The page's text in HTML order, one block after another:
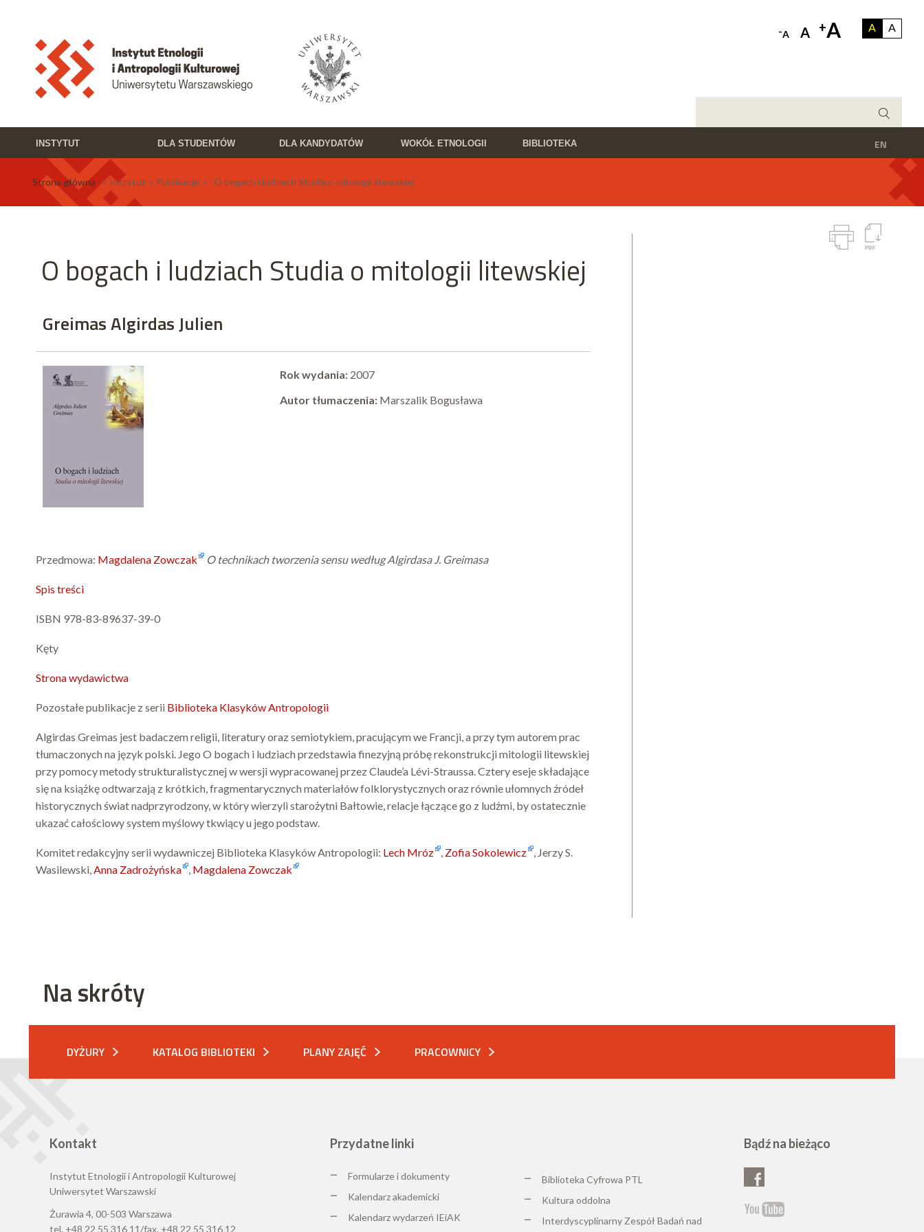
A
A
-A A +A
INSTYTUT DLA STUDENTÓW DLA KANDYDATÓW WOKÓŁ ETNOLOGII BIBLIOTEKA EN
Strona główna > Instytut > Publikacje > O bogach i ludziach Studia o mitologii litewskiej
O bogach i ludziach Studia o mitologii litewskiej
Greimas Algirdas Julien
Rok wydania: 2007
Autor tłumaczenia: Marszalik Bogusława
Przedmowa: Magdalena Zowczak O technikach tworzenia sensu według Algirdasa J. Greimasa
Spis treści
ISBN 978-83-89637-39-0
Kęty
Strona wydawictwa
Pozostałe publikacje z serii Biblioteka Klasyków Antropologii
Algirdas Greimas jest badaczem religii, literatury oraz semiotykiem, pracującym we Francji, a przy tym autorem prac
tłumaczonych na język polski. Jego O bogach i ludziach przedstawia finezyjną próbę rekonstrukcji mitologii litewskiej
przy pomocy metody strukturalistycznej w wersji wypracowanej przez Claude’a Lévi-Straussa. Cztery eseje składające
się na książkę odtwarzają z krótkich, fragmentarycznych materiałów folklorystycznych oraz równie ułomnych źródeł
historycznych świat nadprzyrodzony, w który wierzyli starożytni Bałtowie, relacje łączące go z ludźmi, by ostatecznie
ukazać całościowy system myślowy tkwiący u jego podstaw.
Komitet redakcyjny serii wydawniczej Biblioteka Klasyków Antropologii: Lech Mróz , Zofia Sokolewicz , Jerzy S.
Wasilewski,Anna Zadrożyńska , Magdalena Zowczak
Na skróty
DYŻURY KATALOG BIBLIOTEKI PLANY ZAJĘĆ PRACOWNICY
Kontakt
Instytut Etnologii i Antropologii Kulturowej
Uniwersytet Warszawski
Żurawia 4, 00-503 Warszawa
tel. +48 22 55 316 11/fax. +48 22 55 316 12
Przydatne linki
Formularze i dokumenty
Kalendarz akademicki
Kalendarz wydarzeń IEiAK
Biblioteka Cyfrowa PTL
Kultura oddolna
Interdyscyplinarny Zespół Badań nad
Bądź na bieżąco